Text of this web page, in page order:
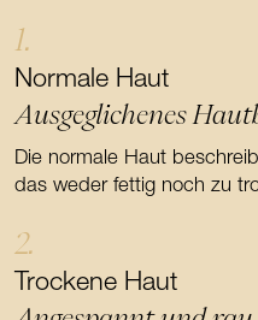
1.
Normale Haut
Ausgeglichenes
Die normale Haut
das weder fettig noch zu
2.
Trockene Haut